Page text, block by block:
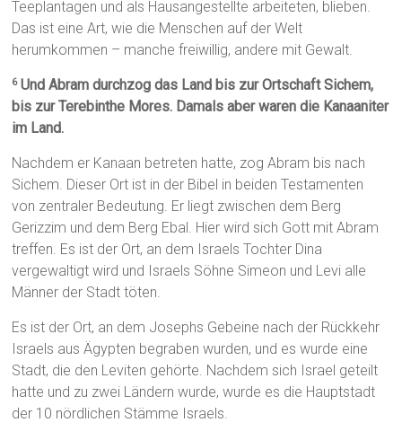
Teeplantagen und als Hausangestellte arbeiteten, blieben.
Das ist eine Art, wie die Menschen auf der Welt
herumkommen – manche freiwillig, andere mit Gewalt.
6Und Abram durchzog das Land bis zur Ortschaft Sichem,
bis zur Terebinthe Mores. Damals aber waren die Kanaaniter
im Land.
Nachdem er Kanaan betreten hatte, zog Abram bis nach
Sichem. Dieser Ort ist in der Bibel in beiden Testamenten
von zentraler Bedeutung. Er liegt zwischen dem Berg
Gerizzim und dem Berg Ebal. Hier wird sich Gott mit Abram
treffen. Es ist der Ort, an dem Israels Tochter Dina
vergewaltigt wird und Israels Söhne Simeon und Levi alle
Männer der Stadt töten.
Es ist der Ort, an dem Josephs Gebeine nach der Rückkehr
Israels aus Ägypten begraben wurden, und es wurde eine
Stadt, die den Leviten gehörte. Nachdem sich Israel geteilt
hatte und zu zwei Ländern wurde, wurde es die Hauptstadt
der 10 nördlichen Stämme Israels.